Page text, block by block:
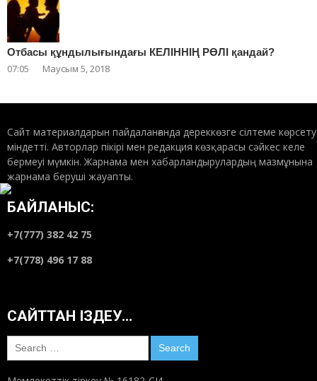
Отбасы құндылығындағы КЕЛІННІҢ РӨЛІ қандай?
07:05 Маусым 5, 2018
Сайт материалдарын пайдаланғанда дереккөзге сілтеме көрсету
міндетті. Авторлар пікірі мен редакция көзқарасы сәйкес келе
бермеуі мүмкін. Жарнама мен хабарландырулардың мазмұнына
жарнама беруші жауапты.
БАЙЛАНЫС:
+7(777) 382 42 75
+7(778) 496 17 88
САЙТТАН ІЗДЕУ…
Search
for: